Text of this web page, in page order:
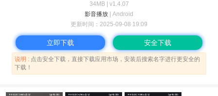
34MB | v1.4.07
影音播放 | Android
更新时间： 2025-09-08 19:09
立即下载 安全下载
说明 : 点击安全下载，直接下载应用市场，安装后搜索名字进行更安全的
下载！